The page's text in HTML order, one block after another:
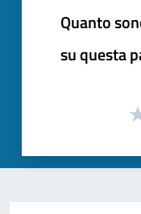
Quanto
su questa